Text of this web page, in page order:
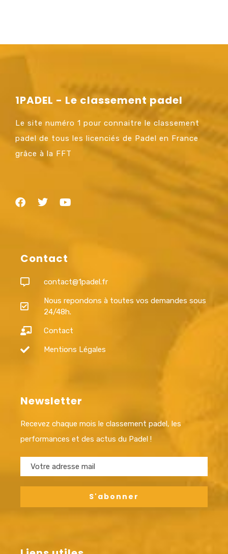
1PADEL - Le classement padel
Le site numéro 1 pour connaitre le classement
padel de tous les licenciés de Padel en France
grâce à la FFT
Contact
contact@1padel.fr
Nous repondons à toutes vos demandes sous
24/48h.
Contact
Mentions Légales
Newsletter
Recevez chaque mois le classement padel, les
performances et des actus du Padel !